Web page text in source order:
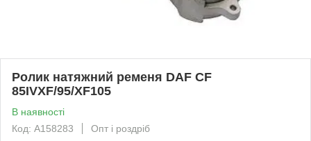
Ролик натяжний ременя DAF CF
85IVXF/95/XF105
В наявності
Код: A158283
Опт і роздріб